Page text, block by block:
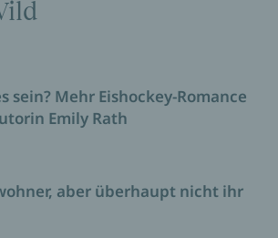
sein? Mehr Eishockey-Romance
Emily Rath
aber überhaupt nicht ihr